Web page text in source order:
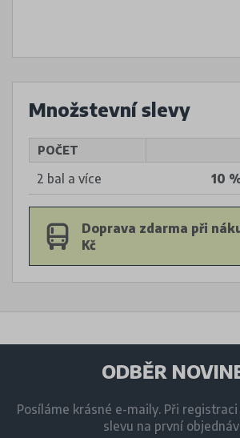
Množstevní slevy
POČET
2 bal a více 10
Doprava zdarma při
Kč
ODBĚR
Posíláme krásné e-maily. Při
slevu na první